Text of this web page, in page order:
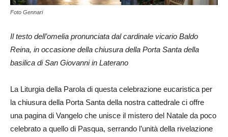
Foto Gennari
Il testo dell’omelia pronunciata dal cardinale vicario Baldo
Reina, in occasione della chiusura della Porta Santa della
basilica di San Giovanni in Laterano
La Liturgia della Parola di questa celebrazione eucaristica per
la chiusura della Porta Santa della nostra cattedrale ci offre
una pagina di Vangelo che unisce il mistero del Natale da poco
celebrato a quello di Pasqua, serrando l’unità della rivelazione